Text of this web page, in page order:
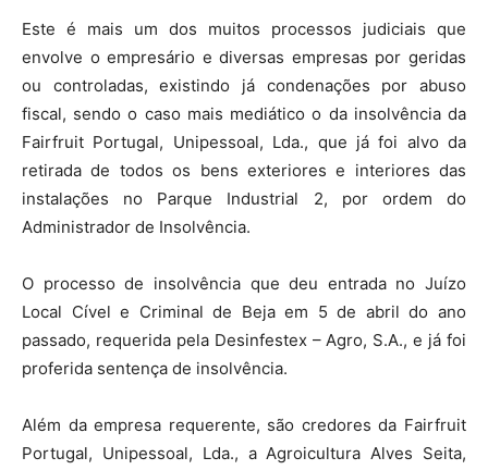
Este é mais um dos muitos processos judiciais que
envolve o empresário e diversas empresas por geridas
ou controladas, existindo já condenações por abuso
fiscal, sendo o caso mais mediático o da insolvência da
Fairfruit Portugal, Unipessoal, Lda., que já foi alvo da
retirada de todos os bens exteriores e interiores das
instalações no Parque Industrial 2, por ordem do
Administrador de Insolvência.
O processo de insolvência que deu entrada no Juízo
Local Cível e Criminal de Beja em 5 de abril do ano
passado, requerida pela Desinfestex – Agro, S.A., e já foi
proferida sentença de insolvência.
Além da empresa requerente, são credores da Fairfruit
Portugal, Unipessoal, Lda., a Agroicultura Alves Seita,